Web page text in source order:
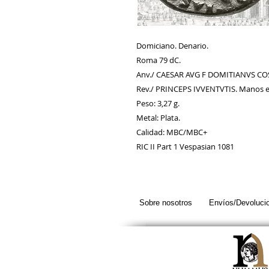
Domiciano. Denario.
Roma 79 dC.
Anv./ CAESAR AVG F DOMITIANVS
Rev./ PRINCEPS IVVENTVTIS.
Peso: 3,27 g.
Metal: Plata.
Calidad: MBC/MBC+
RIC II Part 1 Vespasian 1081
Sobre nosotros Envíos/